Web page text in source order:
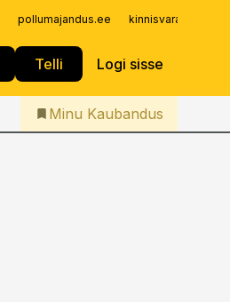
pollumajandus.ee
Telli Logi sisse
Iseteenindus
Telli Kaubandus
Minu Kaubandus